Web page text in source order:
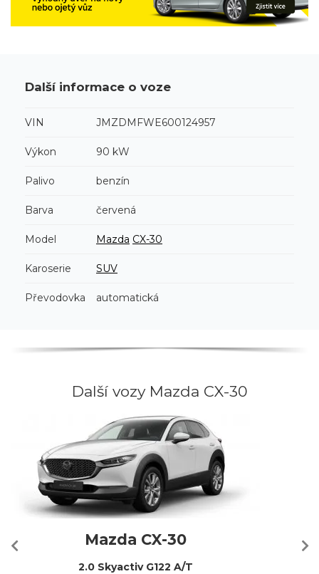
Další informace o voze
VIN JMZDMFWE600124957
Výkon 90 kW
Palivo benzín
Barva červená
Model Mazda CX-30
Karoserie SUV
Převodovka automatická
Další vozy Mazda CX-30
Mazda CX-30
2.0 Skyactiv G122 A/T